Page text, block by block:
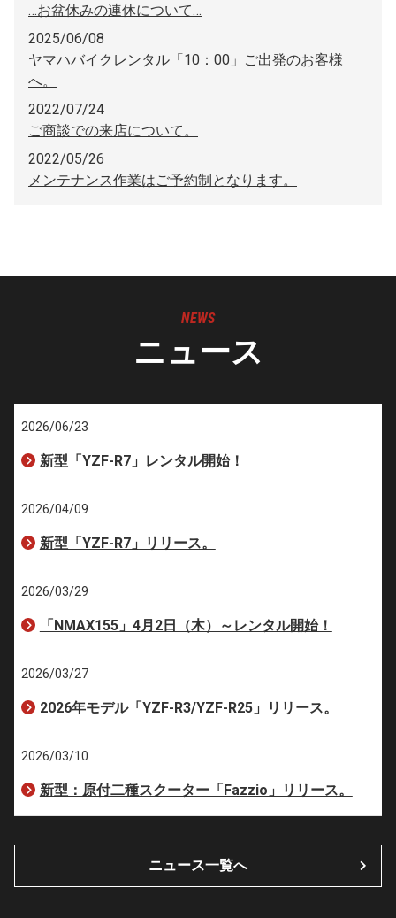
…お盆休みの連休について…
2025/06/08
ヤマハバイクレンタル「10：00」ご出発のお客様
へ。
2022/07/24
ご商談での来店について。
2022/05/26
メンテナンス作業はご予約制となります。
NEWS
ニュース
2026/06/23
新型「YZF-R7」レンタル開始！
2026/04/09
新型「YZF-R7」リリース。
2026/03/29
「NMAX155」4月2日（木）～レンタル開始！
2026/03/27
2026年モデル「YZF-R3/YZF-R25」リリース。
2026/03/10
新型：原付二種スクーター「Fazzio」リリース。
ニュース一覧へ